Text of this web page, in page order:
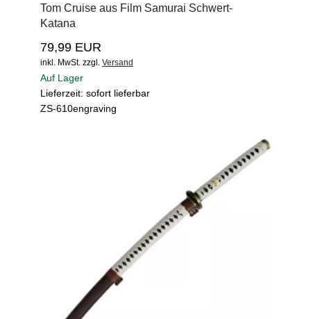
Tom Cruise aus Film Samurai Schwert-
Katana
79,99 EUR
inkl. MwSt. zzgl. Versand
Auf Lager
Lieferzeit: sofort lieferbar
ZS-610engraving